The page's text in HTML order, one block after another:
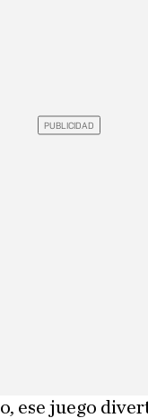
ese juego